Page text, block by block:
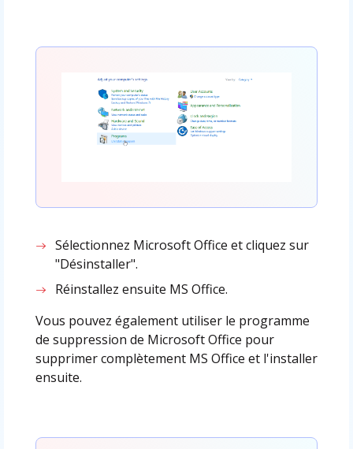
Sélectionnez Microsoft Office et cliquez sur
"Désinstaller".
Réinstallez ensuite MS Office.
Vous pouvez également utiliser le programme
de suppression de Microsoft Office pour
supprimer complètement MS Office et l'installer
ensuite.